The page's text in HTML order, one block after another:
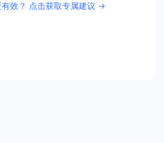
效？ 点击获取专属建议 →